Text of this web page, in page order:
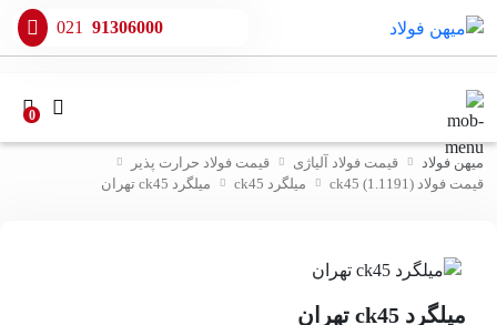
021 91306000
0
میهن فولاد قیمت فولاد آلیاژی
قیمت فولاد حرارت پذیر
قیمت فولاد ck45 (1.1191)
میلگرد ck45 میلگرد ck45 تهران
میلگرد ck45 تهران